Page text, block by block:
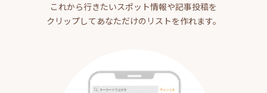
これから行きたいスポット情報や記事投稿を
クリップしてあなただけのリストを作れます。